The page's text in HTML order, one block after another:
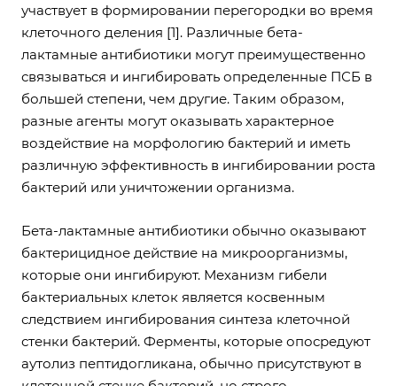
участвует в формировании перегородки во время
клеточного деления [1]. Различные бета-
лактамные антибиотики могут преимущественно
связываться и ингибировать определенные ПСБ в
большей степени, чем другие. Таким образом,
разные агенты могут оказывать характерное
воздействие на морфологию бактерий и иметь
различную эффективность в ингибировании роста
бактерий или уничтожении организма.
Бета-лактамные антибиотики обычно оказывают
бактерицидное действие на микроорганизмы,
которые они ингибируют. Механизм гибели
бактериальных клеток является косвенным
следствием ингибирования синтеза клеточной
стенки бактерий. Ферменты, которые опосредуют
аутолиз пептидогликана, обычно присутствуют в